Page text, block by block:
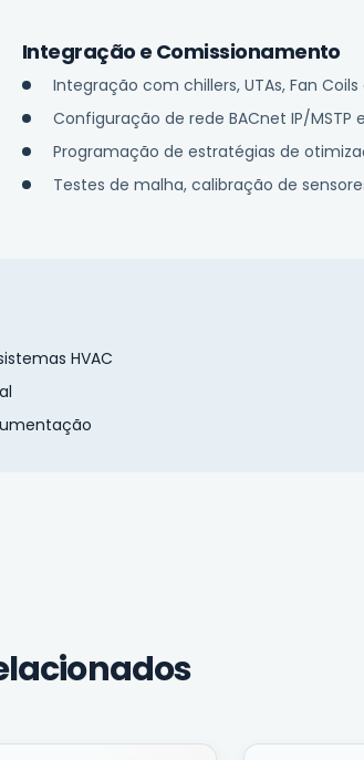
Integração e Comissionamento
Integração com chillers, UTAs, Fan
Configuração de rede BACnet IP/MSTP
Programação de estratégias de
Testes de malha, calibração de
HVAC